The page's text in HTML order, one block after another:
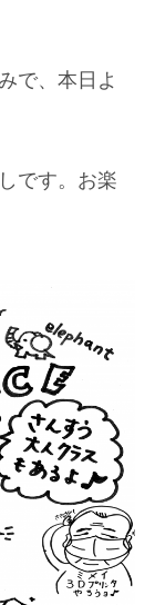
で、本日よ
です。お楽